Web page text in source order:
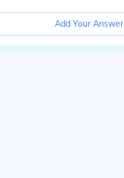
Add Your Answer